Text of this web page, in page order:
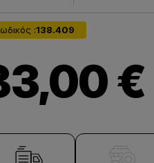
:138.409
€